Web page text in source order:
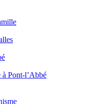
Pont-l’Abbé